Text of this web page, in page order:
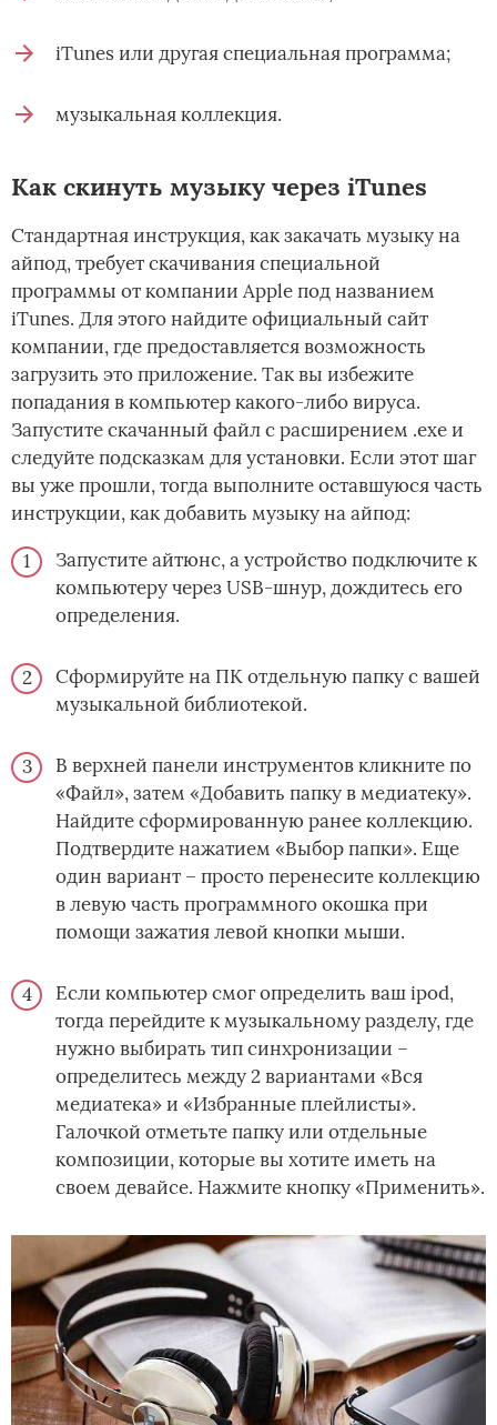
iTunes или другая специальная программа;
музыкальная коллекция.
Как скинуть музыку через iTunes
Стандартная инструкция, как закачать музыку на
айпод, требует скачивания специальной
программы от компании Apple под названием
iTunes. Для этого найдите официальный сайт
компании, где предоставляется возможность
загрузить это приложение. Так вы избежите
попадания в компьютер какого-либо вируса.
Запустите скачанный файл с расширением .exe и
следуйте подсказкам для установки. Если этот шаг
вы уже прошли, тогда выполните оставшуюся часть
инструкции, как добавить музыку на айпод:
Запустите айтюнс, а устройство подключите к
компьютеру через USB-шнур, дождитесь его
определения.
Сформируйте на ПК отдельную папку с вашей
музыкальной библиотекой.
В верхней панели инструментов кликните по
«Файл», затем «Добавить папку в медиатеку».
Найдите сформированную ранее коллекцию.
Подтвердите нажатием «Выбор папки». Еще
один вариант – просто перенесите коллекцию
в левую часть программного окошка при
помощи зажатия левой кнопки мыши.
Если компьютер смог определить ваш ipod,
тогда перейдите к музыкальному разделу, где
нужно выбирать тип синхронизации –
определитесь между 2 вариантами «Вся
медиатека» и «Избранные плейлисты».
Галочкой отметьте папку или отдельные
композиции, которые вы хотите иметь на
своем девайсе. Нажмите кнопку «Применить».